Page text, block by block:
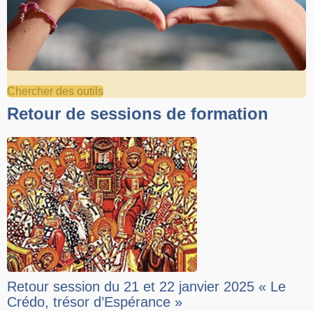
Chercher des outils
Retour de sessions de formation
Retour session du 21 et 22 janvier 2025 « Le
Crédo, trésor d’Espérance »